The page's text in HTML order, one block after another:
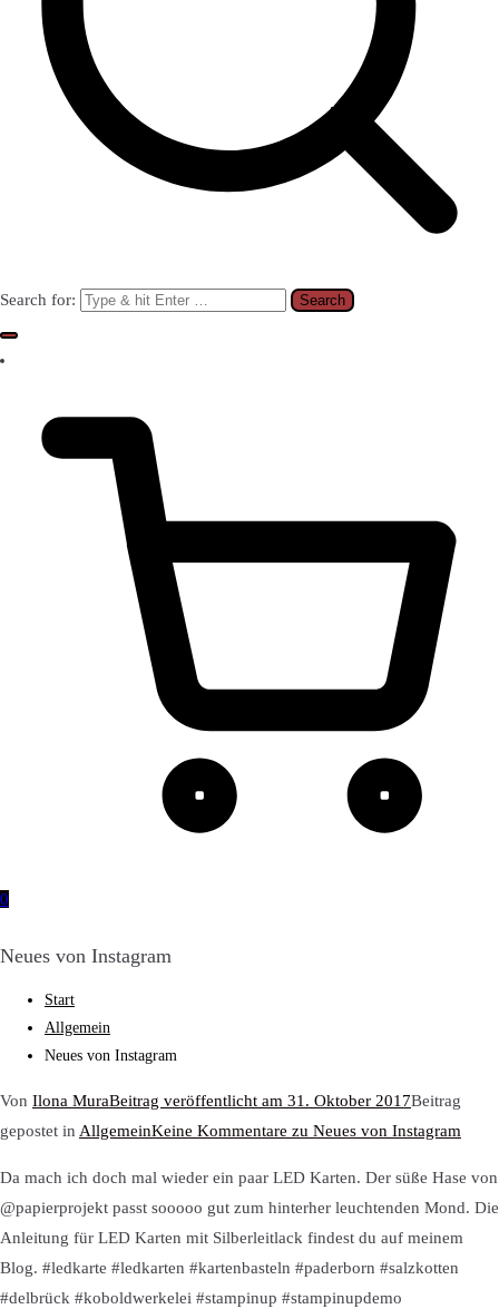
Search for:
0
Neues von Instagram
Start
Allgemein
Neues von Instagram
Von Ilona MuraBeitrag veröffentlicht am 31. Oktober 2017Beitrag
gepostet in AllgemeinKeine Kommentare zu Neues von Instagram
Da mach ich doch mal wieder ein paar LED Karten. Der süße Hase von
@papierprojekt passt sooooo gut zum hinterher leuchtenden Mond. Die
Anleitung für LED Karten mit Silberleitlack findest du auf meinem
Blog. #ledkarte #ledkarten #kartenbasteln #paderborn #salzkotten
#delbrück #koboldwerkelei #stampinup #stampinupdemo